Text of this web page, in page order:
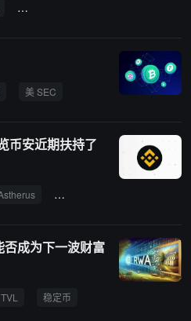
加密货币市场
美 SEC
币安近期扶持了
Kernel
成为下一波财富
TVL 稳定币